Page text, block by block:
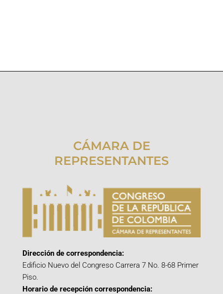
CÁMARA DE
REPRESENTANTES
Dirección de correspondencia:
Edificio Nuevo del Congreso Carrera 7 No. 8-68 Primer
Piso.
Horario de recepción correspondencia: